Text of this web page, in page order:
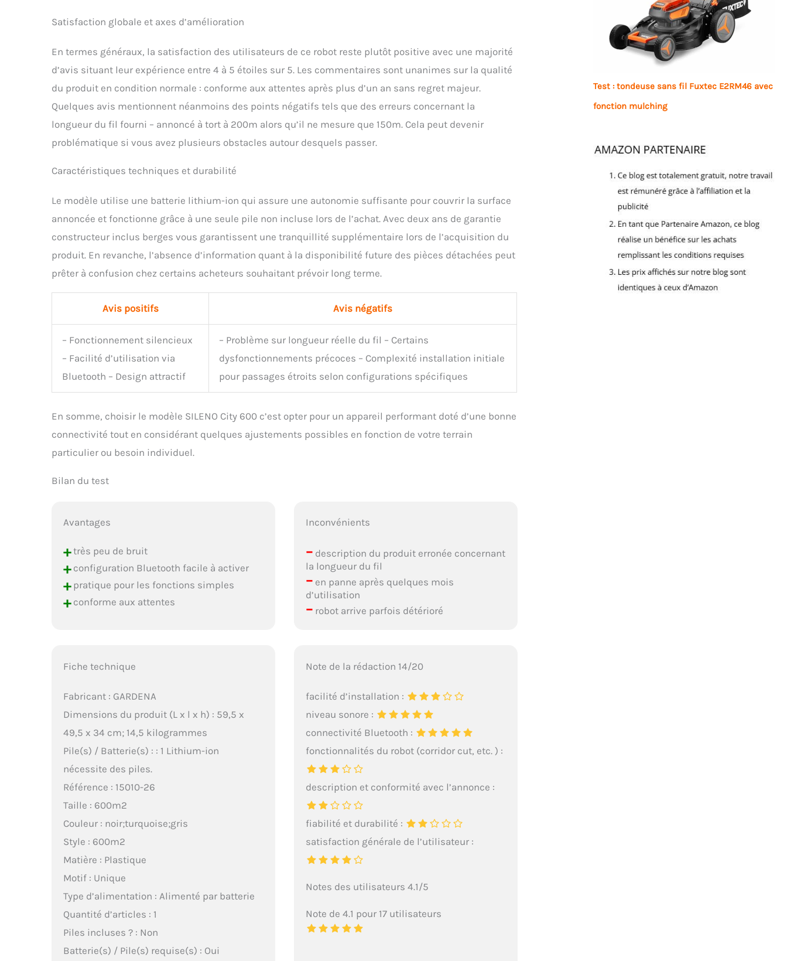
Satisfaction globale et axes d’amélioration
En termes généraux, la satisfaction des utilisateurs de ce robot reste plutôt positive avec une majorité
d’avis situant leur expérience entre 4 à 5 étoiles sur 5. Les commentaires sont unanimes sur la qualité
du produit en condition normale : conforme aux attentes après plus d’un an sans regret majeur.
Quelques avis mentionnent néanmoins des points négatifs tels que des erreurs concernant la
longueur du fil fourni – annoncé à tort à 200m alors qu’il ne mesure que 150m. Cela peut devenir
problématique si vous avez plusieurs obstacles autour desquels passer.
Caractéristiques techniques et durabilité
Le modèle utilise une batterie lithium-ion qui assure une autonomie suffisante pour couvrir la surface
annoncée et fonctionne grâce à une seule pile non incluse lors de l’achat. Avec deux ans de garantie
constructeur inclus berges vous garantissent une tranquillité supplémentaire lors de l’acquisition du
produit. En revanche, l’absence d’information quant à la disponibilité future des pièces détachées peut
prêter à confusion chez certains acheteurs souhaitant prévoir long terme.
Avis positifs Avis négatifs
– Fonctionnement silencieux
– Facilité d’utilisation via
Bluetooth – Design attractif
– Problème sur longueur réelle du fil – Certains
dysfonctionnements précoces – Complexité installation initiale
pour passages étroits selon configurations spécifiques
En somme, choisir le modèle SILENO City 600 c’est opter pour un appareil performant doté d’une bonne
connectivité tout en considérant quelques ajustements possibles en fonction de votre terrain
particulier ou besoin individuel.
Bilan du test
Avantages
+très peu de bruit
+configuration Bluetooth facile à activer
+pratique pour les fonctions simples
+conforme aux attentes
Inconvénients
–description du produit erronée concernant
la longueur du fil
–en panne après quelques mois
d’utilisation
–robot arrive parfois détérioré
Fiche technique
Fabricant : GARDENA
Dimensions du produit (L x l x h) : 59,5 x
49,5 x 34 cm; 14,5 kilogrammes
Pile(s) / Batterie(s) : : 1 Lithium-ion
nécessite des piles.
Référence : 15010-26
Taille : 600m2
Couleur : noir;turquoise;gris
Style : 600m2
Matière : Plastique
Motif : Unique
Type d’alimentation : Alimenté par batterie
Quantité d’articles : 1
Piles incluses ? : Non
Batterie(s) / Pile(s) requise(s) : Oui
Note de la rédaction 14/20
facilité d’installation :
niveau sonore :
connectivité Bluetooth :
fonctionnalités du robot (corridor cut, etc. ) :
description et conformité avec l’annonce :
fiabilité et durabilité :
satisfaction générale de l’utilisateur :
Notes des utilisateurs 4.1/5
Note de 4.1 pour 17 utilisateurs
Test : tondeuse sans fil Fuxtec E2RM46 avec
fonction mulching